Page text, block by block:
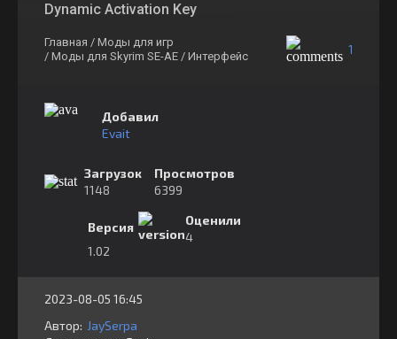
Dynamic Activation Key
Главная / Моды для игр
/ Моды для Skyrim SE-AE / Интерфейс 1
Добавил
Evait
Загрузок
1148
Просмотров
6399
Версия
1.02
Оценили
4
2023-08-05 16:45
Автор: JaySerpa